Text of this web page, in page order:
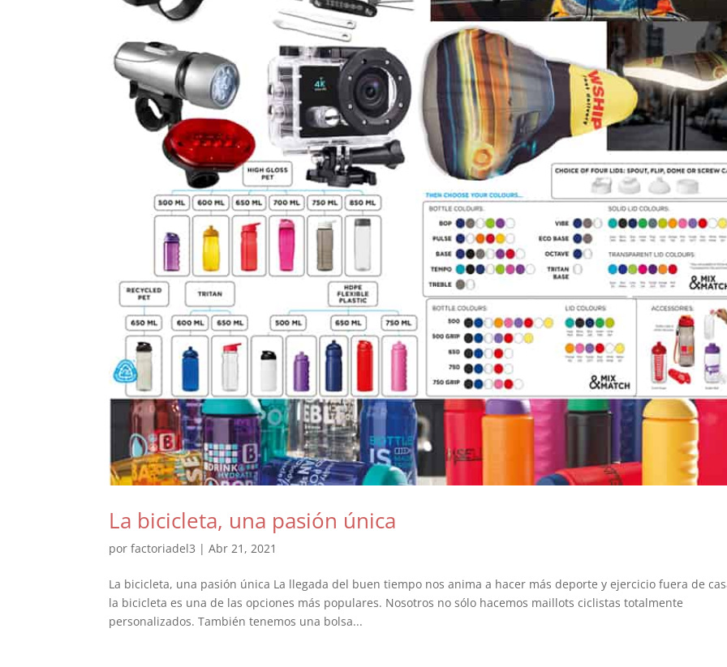
La bicicleta, una pasión única
porfactoriadel3 |Abr 21, 2021
La bicicleta, una pasión única La llegada del buen tiempo nos anima a hacer más deporte y ejercicio fuera de
la bicicleta es una de las opciones más populares. Nosotros no sólo hacemos maillots ciclistas totalmente
personalizados. También tenemos una bolsa...